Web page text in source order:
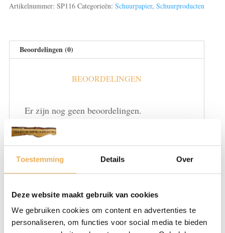
Toestemming Details Over
Deze website maakt gebruik van cookies
We gebruiken cookies om content en advertenties te
personaliseren, om functies voor social media te bieden
Artikelnummer: SP116 Categorieën: Schuurpapier, Schuurproducten
Beoordelingen (0)
BEOORDELINGEN
Er zijn nog geen beoordelingen.
te beoordelen
Je e-mailadres wordt niet gepubliceerd.
Vereiste velden zijn gemarkeerd met